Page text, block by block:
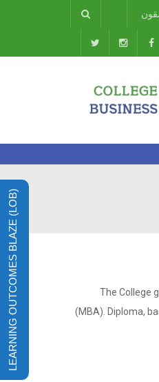
The College
(MBA). Diploma,
LEARNING OUTCOMES BLAZE (LOB)